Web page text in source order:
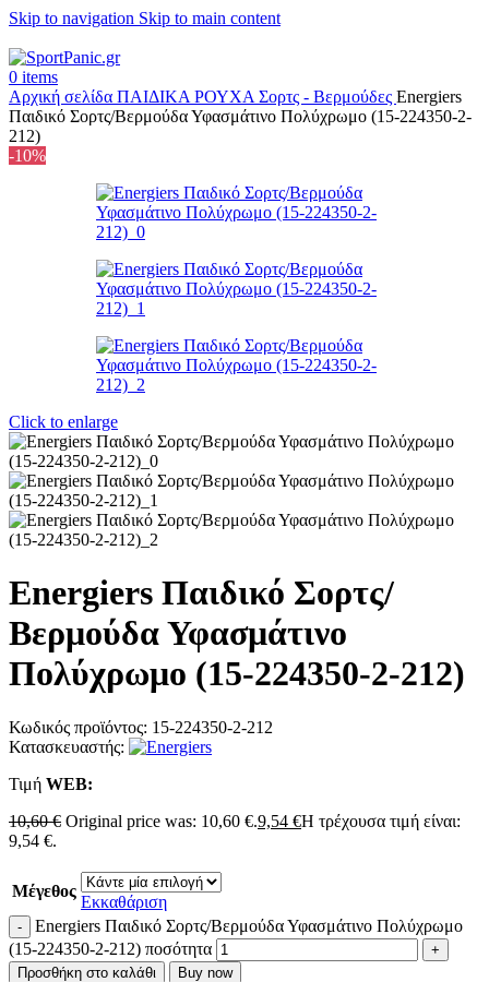
Skip to navigation Skip to main content
0 items
Αρχική σελίδα ΠΑΙΔΙΚΑ ΡΟΥΧΑ Σορτς - Βερμούδες Energiers
Παιδικό Σορτς/Βερμούδα Υφασμάτινο Πολύχρωμο (15-224350-2-
212)
-10%
Click to enlarge
Energiers Παιδικό Σορτς/
Βερμούδα Υφασμάτινο
Πολύχρωμο (15-224350-2-212)
Κωδικός προϊόντος: 15-224350-2-212
Κατασκευαστής:
Τιμή WΕΒ:
10,60€ Original price was: 10,60 €.9,54 €Η τρέχουσα τιμή είναι:
9,54 €.
Μέγεθος
Εκκαθάριση
Energiers Παιδικό Σορτς/Βερμούδα Υφασμάτινο Πολύχρωμο
(15-224350-2-212) ποσότητα
Προσθήκη στο καλάθι Buy now